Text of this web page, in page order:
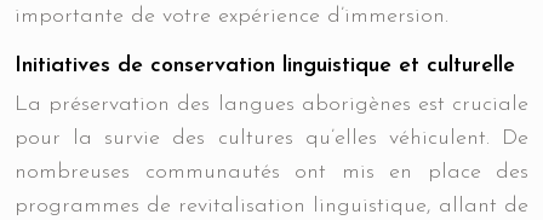
importante de votre expérience d’immersion.
Initiatives de conservation linguistique et culturelle
La préservation des langues aborigènes est cruciale
pour la survie des cultures qu’elles véhiculent. De
nombreuses communautés ont mis en place des
programmes de revitalisation linguistique, allant de